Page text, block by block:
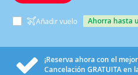
Añadir vuelo ahorra hasta
¡Reserva ahora con el
Cancelación GRATUITAen